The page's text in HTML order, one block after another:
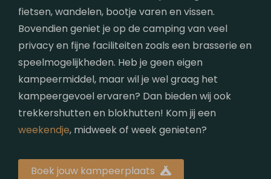
fietsen, wandelen, bootje varen en vissen.
Bovendien geniet je op de camping van veel
privacy en fijne faciliteiten zoals een brasserie en
speelmogelijkheden. Heb je geen eigen
kampeermiddel, maar wil je wel graag het
kampeergevoel ervaren? Dan bieden wij ook
trekkershutten en blokhutten! Kom jij een
weekendje, midweek of week genieten?
Boek jouw kampeerplaats